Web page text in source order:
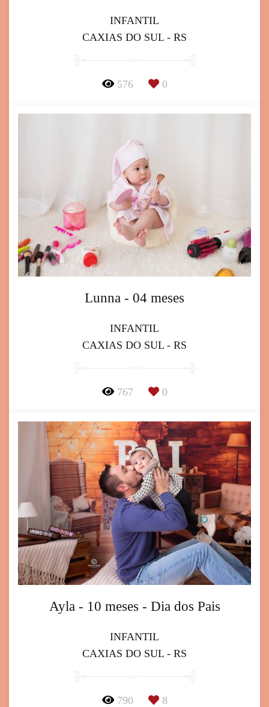
INFANTIL
CAXIAS DO SUL - RS
576 0
Lunna - 04 meses
INFANTIL
CAXIAS DO SUL - RS
767 0
Ayla - 10 meses - Dia dos Pais
INFANTIL
CAXIAS DO SUL - RS
790 8